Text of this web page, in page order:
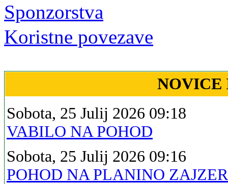
Sponzorstva
Koristne povezave
NOVICE
Sobota, 25 Julij 2026 09:18
VABILO NA POHOD
Sobota, 25 Julij 2026 09:16
POHOD NA PLANINO